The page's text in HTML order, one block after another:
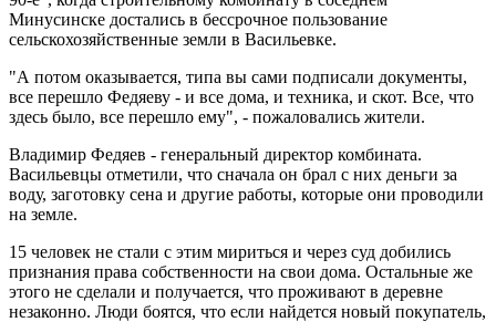
Минусинске достались в бессрочное пользование
сельскохозяйственные земли в Васильевке.
"А потом оказывается, типа вы сами подписали документы,
все перешло Федяеву - и все дома, и техника, и скот. Все, что
здесь было, все перешло ему", - пожаловались жители.
Владимир Федяев - генеральный директор комбината.
Васильевцы отметили, что сначала он брал с них деньги за
воду, заготовку сена и другие работы, которые они проводили
на земле.
15 человек не стали с этим мириться и через суд добились
признания права собственности на свои дома. Остальные же
этого не сделали и получается, что проживают в деревне
незаконно. Люди боятся, что если найдется новый покупатель,